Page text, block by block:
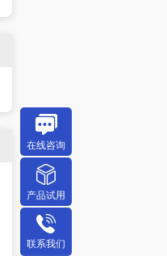
在线咨询
产品试用
联系我们